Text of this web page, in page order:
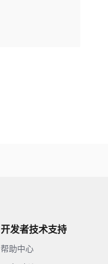
开发者技术支持
帮助中心